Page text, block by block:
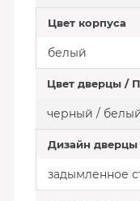
Цвет корпуса
белый
Цвет дверцы /
черный /
Дизайн дверцы
задымленное